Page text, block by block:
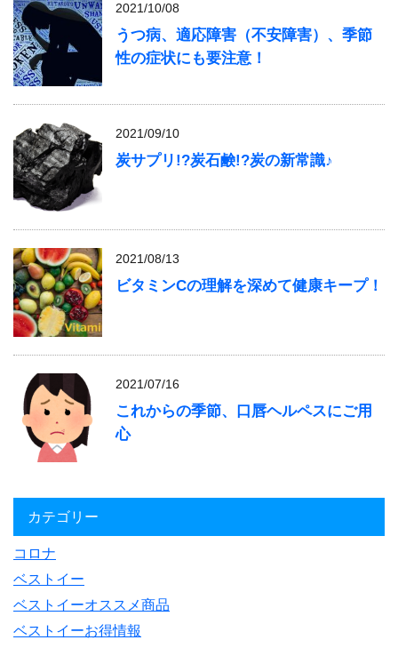
2021/10/08
うつ病、適応障害（不安障害）、季節
性の症状にも要注意！
2021/09/10
炭サプリ!?炭石鹸!?炭の新常識♪
2021/08/13
ビタミンCの理解を深めて健康キープ！
2021/07/16
これからの季節、口唇ヘルペスにご用
心
カテゴリー
コロナ
ベストイー
ベストイーオススメ商品
ベストイーお得情報